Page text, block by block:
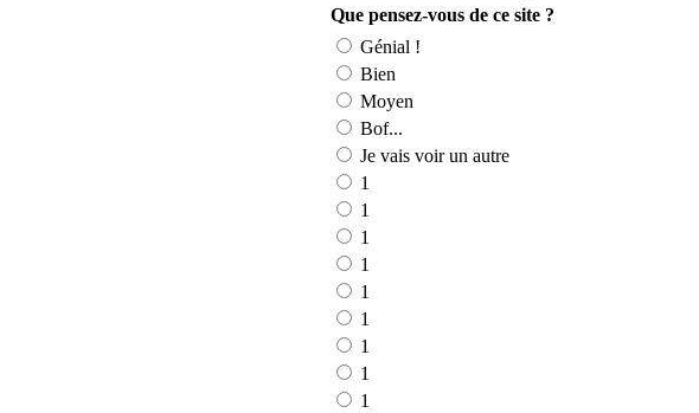
Que pensez-vous de ce site ?
Génial !
Bien
Moyen
Bof...
Je vais voir un autre
1
1
1
1
1
1
1
1
1